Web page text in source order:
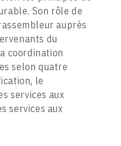
Son rôle de
auprès
du
coordination
selon quatre
le
services aux
services aux